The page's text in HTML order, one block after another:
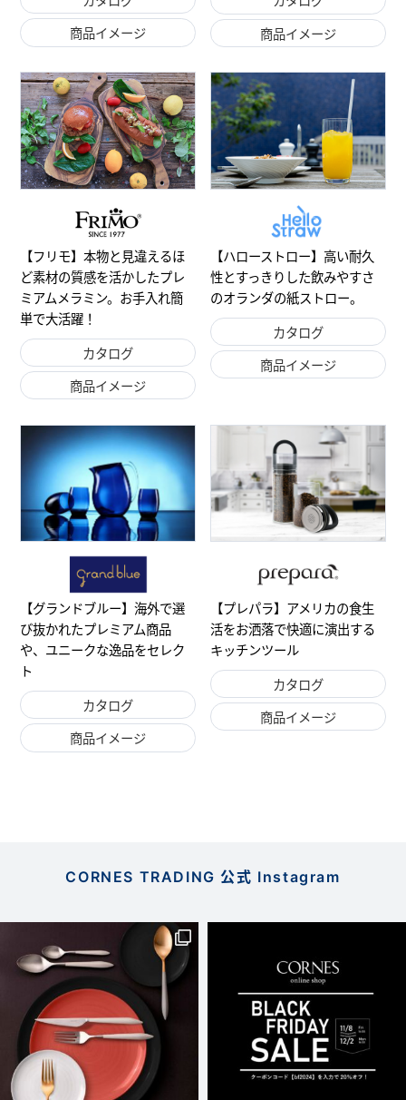
商品イメージ 商品イメージ
【フリモ】本物と見違えるほ
ど素材の質感を活かしたプレ
ミアムメラミン。お手入れ簡
単で大活躍！
カタログ
商品イメージ
【ハローストロー】高い耐久
性とすっきりした飲みやすさ
のオランダの紙ストロー。
カタログ
商品イメージ
【グランドブルー】海外で選
び抜かれたプレミアム商品
や、ユニークな逸品をセレク
ト
カタログ
商品イメージ
【プレパラ】アメリカの食生
活をお洒落で快適に演出する
キッチンツール
カタログ
商品イメージ
CORNES TRADING 公式 Instagram